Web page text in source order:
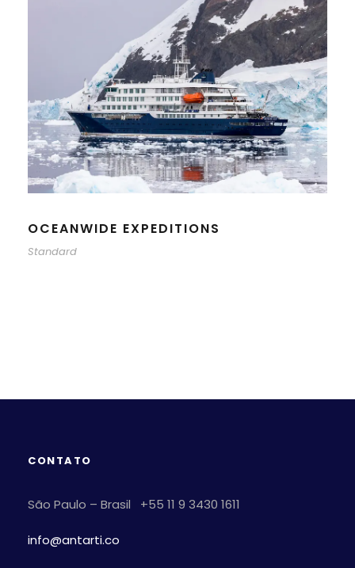
OCEANWIDE EXPEDITIONS
Standard
CONTATO
São Paulo – Brasil +55 11 9 3430 1611
info@antarti.co